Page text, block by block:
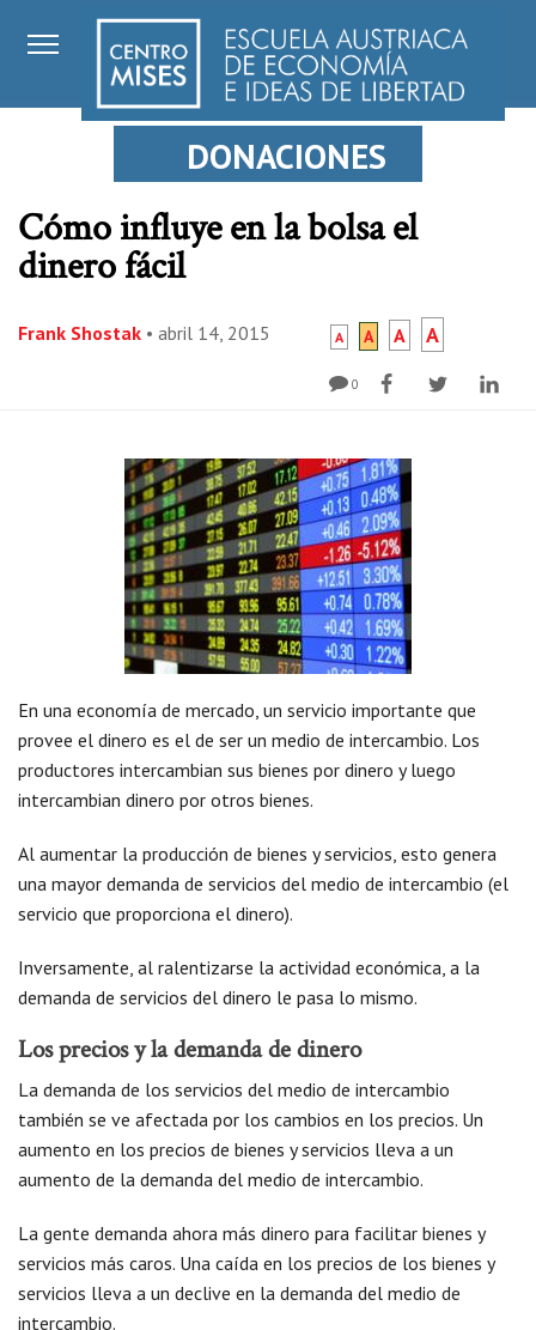
DONACIONES
Cómo influye en la bolsa el
dinero fácil
Frank Shostak • abril 14, 2015 A A A A
0
En una economía de mercado, un servicio importante que
provee el dinero es el de ser un medio de intercambio. Los
productores intercambian sus bienes por dinero y luego
intercambian dinero por otros bienes.
Al aumentar la producción de bienes y servicios, esto genera
una mayor demanda de servicios del medio de intercambio (el
servicio que proporciona el dinero).
Inversamente, al ralentizarse la actividad económica, a la
demanda de servicios del dinero le pasa lo mismo.
Los precios y la demanda de dinero
La demanda de los servicios del medio de intercambio
también se ve afectada por los cambios en los precios. Un
aumento en los precios de bienes y servicios lleva a un
aumento de la demanda del medio de intercambio.
La gente demanda ahora más dinero para facilitar bienes y
servicios más caros. Una caída en los precios de los bienes y
servicios lleva a un declive en la demanda del medio de
intercambio.